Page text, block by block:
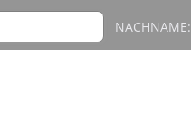
NACHNAME: